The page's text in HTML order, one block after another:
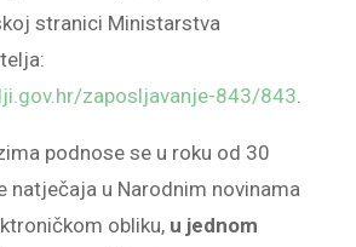
stranici Ministarstva
zaposljavanje-843/843
podnose se u roku od 30
natječaja u Narodnim novinama
obliku, u jednom